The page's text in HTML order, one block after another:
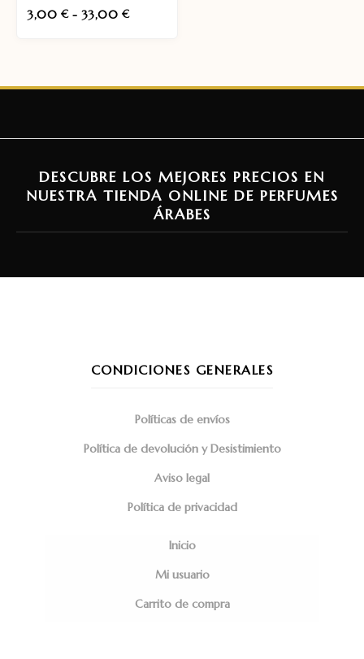
3,00 € - 33,00 €
DESCUBRE LOS MEJORES PRECIOS EN
NUESTRA TIENDA ONLINE DE PERFUMES
ÁRABES
CONDICIONES GENERALES
Políticas de envíos
Política de devolución y Desistimiento
Aviso legal
Política de privacidad
Inicio
Mi usuario
Carrito de compra